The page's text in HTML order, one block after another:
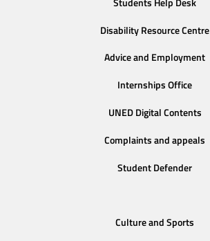
Disability Resource Centre
Advice and Employment
Internships Office
UNED Digital Contents
Complaints and appeals
Student Defender
Culture and Sports